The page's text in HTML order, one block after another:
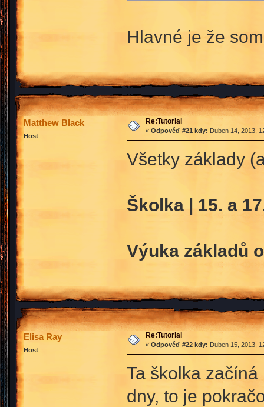
Hlavné je že
Matthew Black
Host
Re:Tutorial
« Odpověď #21 kdy: Duben 14, 2013,
Všetky základy
Školka | 15. a
Výuka základů
Elisa Ray
Host
Re:Tutorial
« Odpověď #22 kdy: Duben 15, 2013,
Ta školka
dny, to je